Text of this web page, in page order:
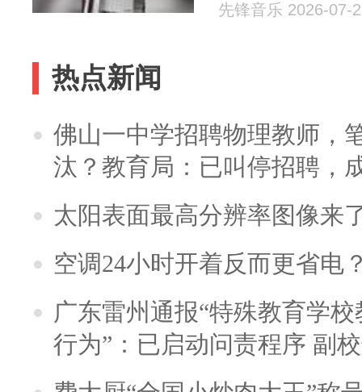
先锋音乐 2026-07-
热点新闻
佛山一中学招聘物理教师，
汰？教育局：已叫停招聘，
太阳表面最高分辨率图像来
空调24小时开着反而更省电
广东雷州通报“特殊教育学
行为”：已启动问责程序 副